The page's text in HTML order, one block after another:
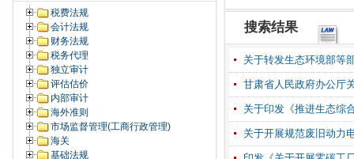
税费法规
会计法规
财务法规
税务代理
独立审计
评估估价
内部审计
海外准则
市场监督管理(工商行政管理)
海关
基础法规
搜索结果
关于转发生态环境部等
甘肃省人民政府办公厅
关于印发《推进生态综
关于开展规范废旧动力